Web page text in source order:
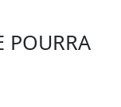
POURRA